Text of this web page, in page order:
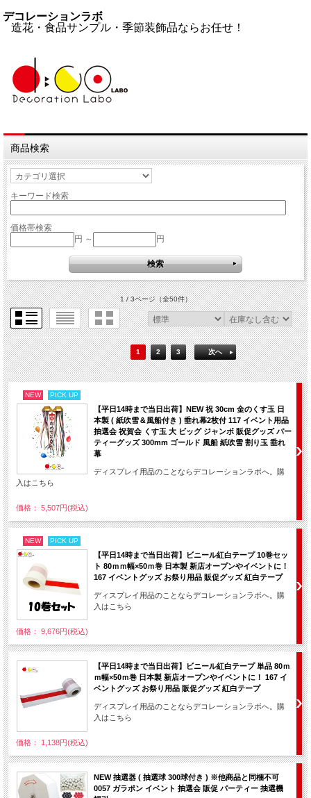
デコレーションラボ
造花・食品サンプル・季節装飾品ならお任せ！
商品検索
キーワード検索
価格帯検索
円 ～
円
1 / 3ページ（全50件）
1 2 3 次へ
NEW PICK UP
【平日14時まで当日出荷】NEW 祝 30cm 金のくす玉 日
本製 ( 紙吹雪＆風船付き ) 垂れ幕2枚付 117 イベント用品
抽選会 祝賀会 くす玉 大 ビッグ ジャンボ 販促グッズ パー
ティーグッズ 300mm ゴールド 風船 紙吹雪 割り玉 垂れ
幕
ディスプレイ用品のことならデコレーションラボへ。購
入はこちら
価格： 5,507円(税込)
NEW PICK UP
【平日14時まで当日出荷】ビニール紅白テープ 10巻セッ
ト 80ｍｍ幅×50ｍ巻 日本製 新店オープンやイベントに！
167 イベントグッズ お祭り用品 販促グッズ 紅白テープ
ディスプレイ用品のことならデコレーションラボへ。購
入はこちら
価格： 9,676円(税込)
【平日14時まで当日出荷】ビニール紅白テープ 単品 80ｍ
ｍ幅×50ｍ巻 日本製 新店オープンやイベントに！ 167 イ
ベントグッズ お祭り用品 販促グッズ 紅白テープ
ディスプレイ用品のことならデコレーションラボへ。購
入はこちら
価格： 1,138円(税込)
NEW 抽選器 ( 抽選球 300球付き ) ※他商品と同梱不可
0057 ガラポン イベント 抽選会 販促 パーティー 抽選機